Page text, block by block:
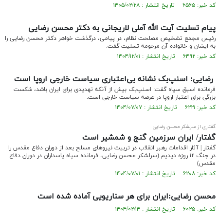
کد خبر: ۶۵۶۵ تاریخ انتشار : ۱۴۰۵/۰۲/۲۸
پیام تسلیت آیت الله آملی لاریجانی به دکتر محسن رضایی
رئیس مجمع تشخیص مصلحت نظام، در پیامی، درگذشت خواهر دکتر محسن رضایی را
به ایشان و خانواده آن مرحومه تسلیت گفت.
کد خبر: ۶۴۹۲ تاریخ انتشار : ۱۴۰۴/۱۲/۰۱
رضایی: اسنپ‌بک نشانه بی‌اعتباری سیاست خارجی اروپا است
فرمانده اسبق سپاه گفت: اسنپ‌بک بیش از آنکه تهدیدی برای ایران باشد، شکست
بزرگی برای اعتبار اروپا در عرصه سیاست خارجی است.
کد خبر: ۶۲۲۱ تاریخ انتشار : ۱۴۰۴/۰۷/۰۷
گفتاری از سرلشکر محسن رضایی
گفتار/ ایران سرزمین گنج و شمشیر است
گفتار | آثار اقدامات رهبر انقلاب در تربیت نیروهای مسلح بعد از دوران دفاع مقدس را
در جنگ ۱۲ روزه دیدیم (سرلشکر محسن رضایی، فرمانده سپاه پاسداران در دوران دفاع
مقدس)
کد خبر: ۶۲۰۸ تاریخ انتشار : ۱۴۰۴/۰۷/۰۱
محسن رضایی:ایران برای هر سناریویی آماده شده است
کد خبر: ۶۰۲۵ تاریخ انتشار : ۱۴۰۴/۰۲/۱۴